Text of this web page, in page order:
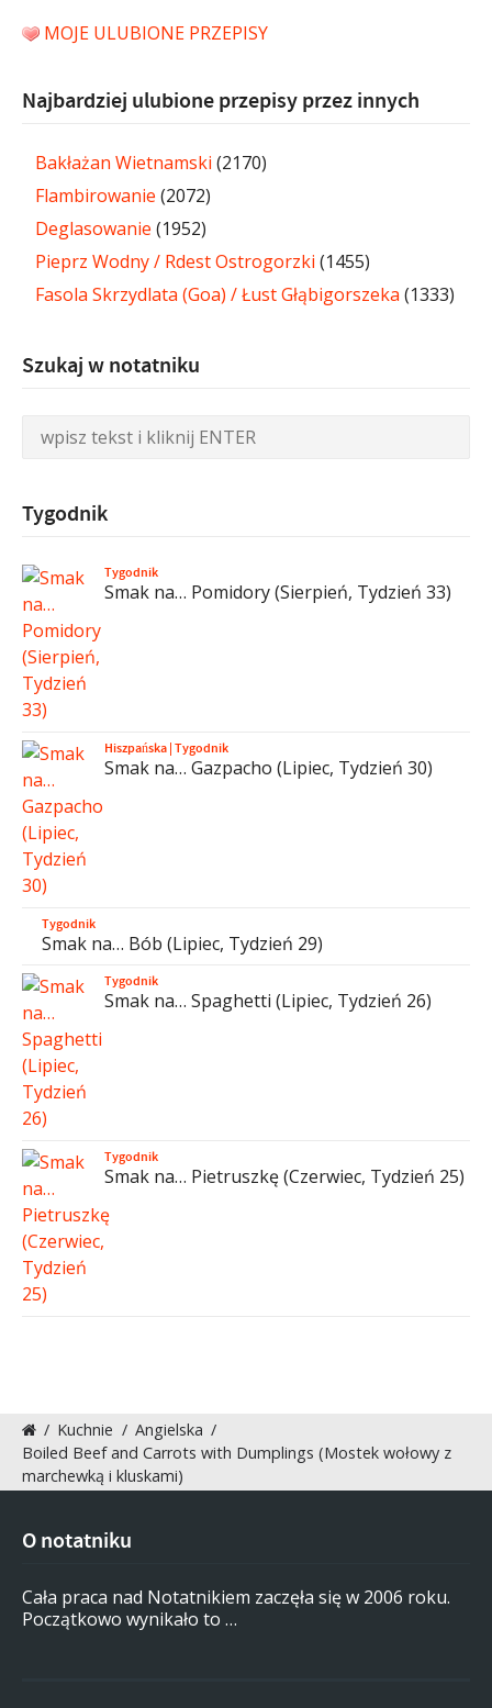
MOJE ULUBIONE PRZEPISY
Najbardziej ulubione przepisy przez innych
Bakłażan Wietnamski (2170)
Flambirowanie (2072)
Deglasowanie (1952)
Pieprz Wodny / Rdest Ostrogorzki (1455)
Fasola Skrzydlata (Goa) / Łust Głąbigorszeka (1333)
Szukaj w notatniku
Tygodnik
Tygodnik
Smak na… Pomidory (Sierpień, Tydzień 33)
Hiszpańska|Tygodnik
Smak na… Gazpacho (Lipiec, Tydzień 30)
Tygodnik
Smak na… Bób (Lipiec, Tydzień 29)
Tygodnik
Smak na… Spaghetti (Lipiec, Tydzień 26)
Tygodnik
Smak na… Pietruszkę (Czerwiec, Tydzień 25)
/ Kuchnie / Angielska /
Boiled Beef and Carrots with Dumplings (Mostek wołowy z
marchewką i kluskami)
O notatniku
Cała praca nad Notatnikiem zaczęła się w 2006 roku.
Początkowo wynikało to …